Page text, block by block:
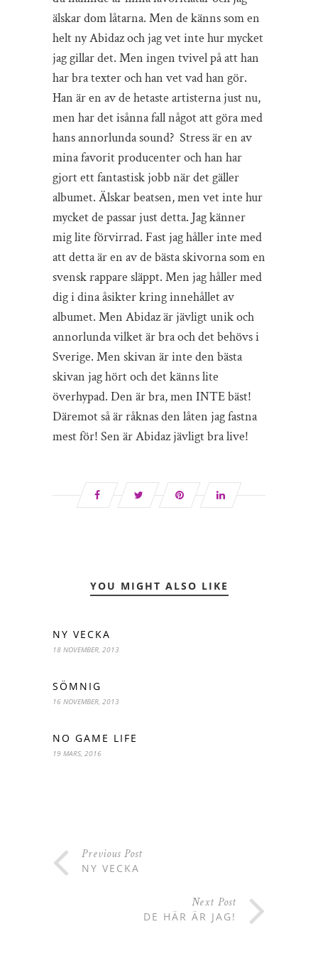
älskar dom låtarna. Men de känns som en
helt ny Abidaz och jag vet inte hur mycket
jag gillar det. Men ingen tvivel på att han
har bra texter och han vet vad han gör.
Han är en av de hetaste artisterna just nu,
men har det isånna fall något att göra med
hans annorlunda sound? Stress är en av
mina favorit producenter och han har
gjort ett fantastisk jobb när det gäller
albumet. Älskar beatsen, men vet inte hur
mycket de passar just detta. Jag känner
mig lite förvirrad. Fast jag håller inte med
att detta är en av de bästa skivorna som en
svensk rappare släppt. Men jag håller med
dig i dina åsikter kring innehållet av
albumet. Men Abidaz är jävligt unik och
annorlunda vilket är bra och det behövs i
Sverige. Men skivan är inte den bästa
skivan jag hört och det känns lite
överhypad. Den är bra, men INTE bäst!
Däremot så är råknas den låten jag fastna
mest för! Sen är Abidaz jävligt bra live!
YOU MIGHT ALSO LIKE
NY VECKA
18 NOVEMBER, 2013
SÖMNIG
16 NOVEMBER, 2013
NO GAME LIFE
19 MARS, 2016
Previous Post
NY VECKA
Next Post
DE HÄR ÄR JAG!